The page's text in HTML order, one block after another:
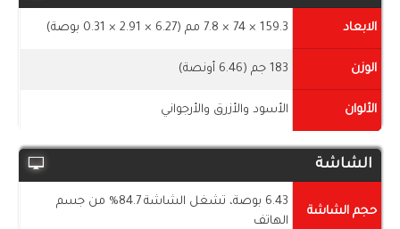
الابعاد 159.3 × 74 × 7.8 مم (6.27 × 2.91 × 0.31 بوصة)
الوزن 183 جم (6.46 أونصة)
الألوان الأسود والأزرق والأرجواني
الشاشة
حجم الشاشة
6.43 بوصة، تشغل الشاشة 84.7% من جسم
الهاتف